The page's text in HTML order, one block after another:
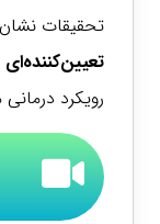
تحقیقات نشان
رویکرد